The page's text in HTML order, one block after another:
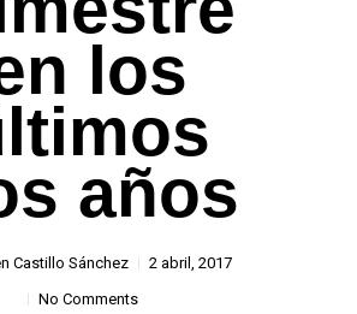
los
años
Castillo Sánchez
2 abril, 2017
No Comments